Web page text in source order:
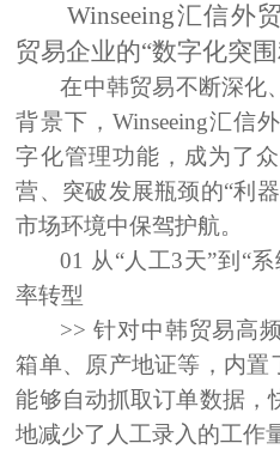
Winseeing汇信外贸
贸易企业的“数字化突
在中韩贸易不断深化
背景下，Winseeing汇信
字化管理功能，成为了
营、突破发展瓶颈的“利
市场环境中保驾护航。
01 从“人工3天”到“
率转型
>>针对中韩贸易高
箱单、原产地证等，内置
能够自动抓取订单数据，
地减少了人工录入的工作